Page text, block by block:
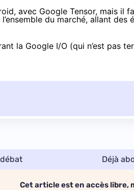
avec Google Tensor, mais il
du marché, allant des
la Google I/O (qui n’est pas
Déjà
Cet article est en accès libre,